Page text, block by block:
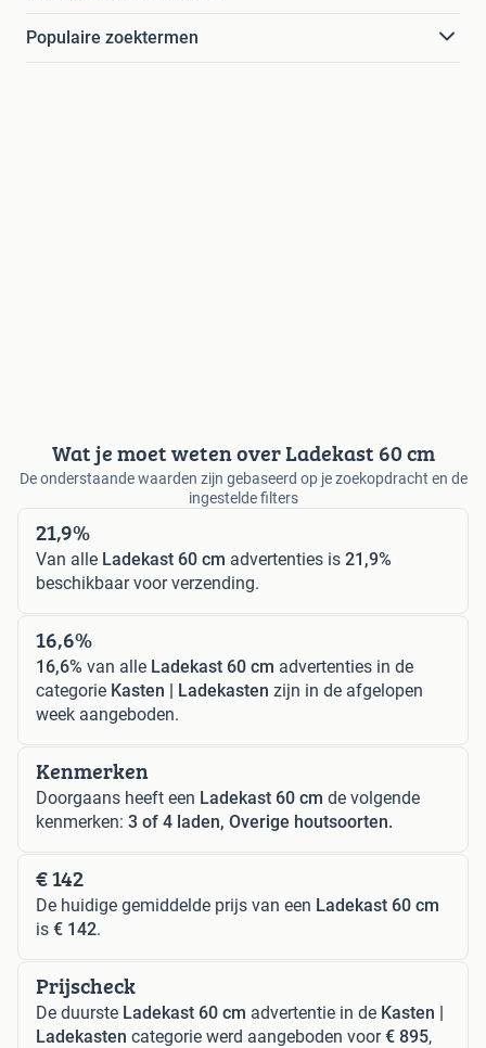
Populaire zoektermen
Wat je moet weten over Ladekast 60 cm
De onderstaande waarden zijn gebaseerd op je zoekopdracht en de
ingestelde filters
21,9%
Van alle Ladekast 60 cm advertenties is 21,9%
beschikbaar voor verzending.
16,6%
16,6% van alle Ladekast 60 cm advertenties in de
categorie Kasten | Ladekasten zijn in de afgelopen
week aangeboden.
Kenmerken
Doorgaans heeft een Ladekast 60 cm de volgende
kenmerken: 3 of 4 laden, Overige houtsoorten.
€ 142
De huidige gemiddelde prijs van een Ladekast 60 cm
is € 142.
Prijscheck
De duurste Ladekast 60 cm advertentie in de Kasten |
Ladekasten categorie werd aangeboden voor€ 895,